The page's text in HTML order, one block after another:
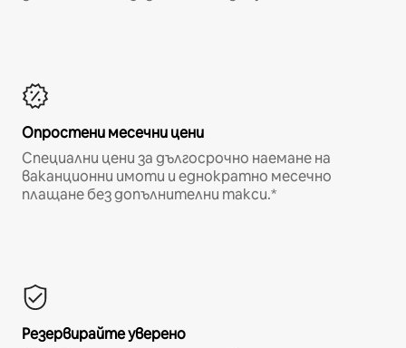
Опростени месечни цени
Специални цени за дългосрочно наемане на
ваканционни имоти и еднократно месечно
плащане без допълнителни такси.*
Резервирайте уверено